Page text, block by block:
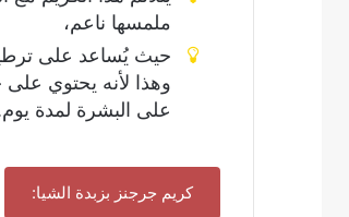
ملمسها ناعم،
حيث يُساعد على
وهذا لأنه يحتوي
على البشرة لمدة
كريم جرجنز بزبدة الشيا: